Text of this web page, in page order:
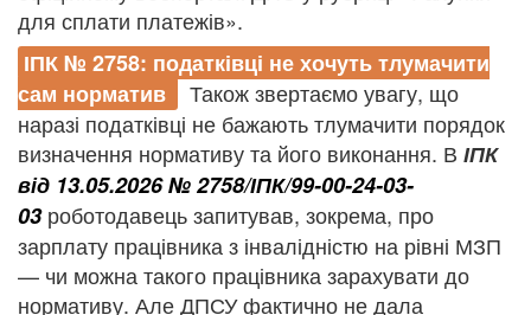
для сплати платежів».
ІПК № 2758: податківці не хочуть тлумачити
сам норматив
Також звертаємо увагу, що
наразі податківці не бажають тлумачити порядок
визначення нормативу та його виконання. В ІПК
від 13.05.2026 № 2758/ІПК/99-00-24-03-
03роботодавець запитував, зокрема, про
зарплату працівника з інвалідністю на рівні МЗП
— чи можна такого працівника зарахувати до
нормативу. Але ДПСУ фактично не дала